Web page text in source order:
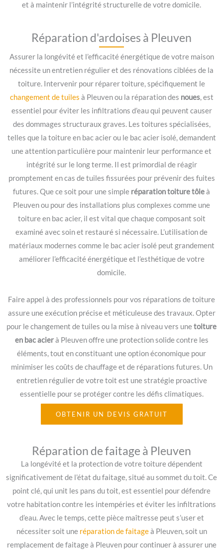
et à maintenir l’intégrité structurelle de votre domicile.
Réparation d'ardoises à Pleuven
Assurer la longévité et l’efficacité énergétique de votre maison
nécessite un entretien régulier et des rénovations ciblées de la
toiture. Intervenir pour réparer toiture, spécifiquement le
changement de tuiles à Pleuven ou la réparation des noues, est
essentiel pour éviter les infiltrations d’eau qui peuvent causer
des dommages structuraux graves. Les toitures spécialisées,
telles que la toiture en bac acier ou le bac acier isolé, demandent
une attention particulière pour maintenir leur performance et
intégrité sur le long terme. Il est primordial de réagir
promptement en cas de tuiles fissurées pour prévenir des fuites
futures. Que ce soit pour une simple réparation toiture tôleà
Pleuven ou pour des installations plus complexes comme une
toiture en bac acier, il est vital que chaque composant soit
examiné avec soin et restauré si nécessaire. L’utilisation de
matériaux modernes comme le bac acier isolé peut grandement
améliorer l’efficacité énergétique et l’esthétique de votre
domicile.
Faire appel à des professionnels pour vos réparations de toiture
assure une exécution précise et méticuleuse des travaux. Opter
pour le changement de tuiles ou la mise à niveau vers unetoiture
en bac acierà Pleuven offre une protection solide contre les
éléments, tout en constituant une option économique pour
minimiser les coûts de chauffage et de réparations futures. Un
entretien régulier de votre toit est une stratégie proactive
essentielle pour se protéger contre les défis climatiques.
OBTENIR UN DEVIS GRATUIT
Réparation de faitage à Pleuven
La longévité et la protection de votre toiture dépendent
significativement de l’état du faitage, situé au sommet du toit. Ce
point clé, qui unit les pans du toit, est essentiel pour défendre
votre habitation contre les intempéries et éviter les infiltrations
d’eau. Avec le temps, cette pièce maîtresse peut s’user et
nécessiter soit une réparation de faitageà Pleuven, soit un
remplacement de faitage à Pleuven pour continuer à assurer une